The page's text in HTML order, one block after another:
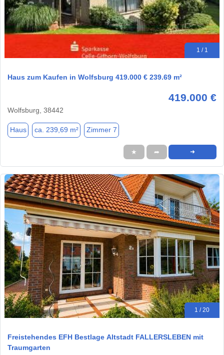
1 / 1
Haus zum Kaufen in Wolfsburg 419.000 € 239.69 m²
419.000 €
Wolfsburg, 38442
Haus ca. 239,69 m² Zimmer 7
★ ➦ ➜
1 / 20
Freistehendes EFH Bestlage Altstadt FALLERSLEBEN mit
Traumgarten